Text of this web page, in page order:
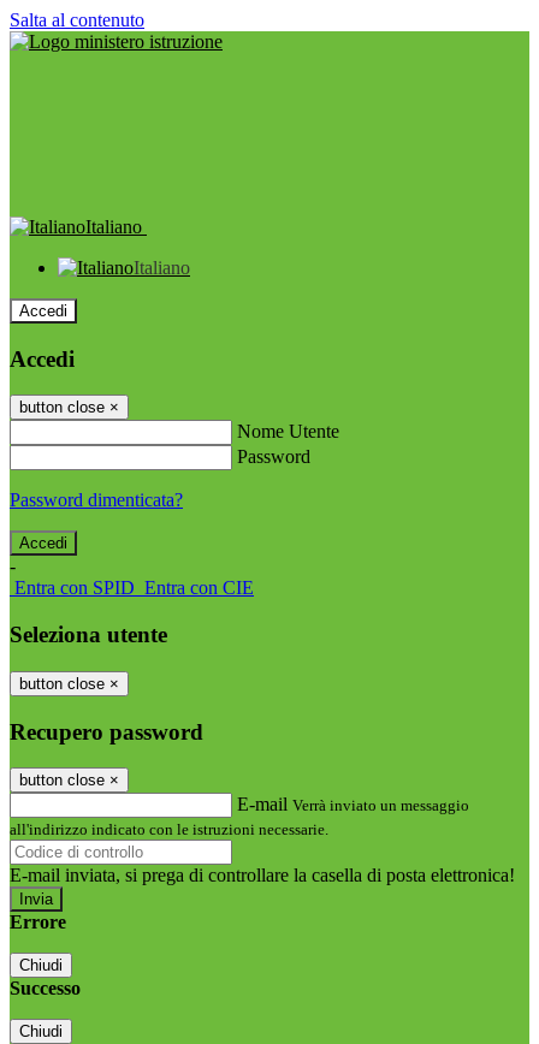
Salta al contenuto
Italiano
Italiano
Accedi
Accedi
button close ×
Nome Utente
Password
Password dimenticata?
-
Entra con SPID Entra con CIE
Seleziona utente
button close ×
Recupero password
button close ×
E-mail Verrà inviato un messaggio
all'indirizzo indicato con le istruzioni necessarie.
E-mail inviata, si prega di controllare la casella di posta elettronica!
Errore
Chiudi
Successo
Chiudi